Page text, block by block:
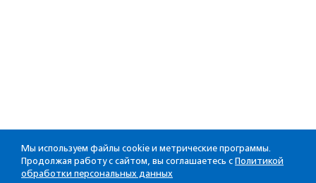
Мы используем файлы cookie и метрические программы.
Продолжая работу с сайтом, вы соглашаетесь с Политикой
обработки персональных данных